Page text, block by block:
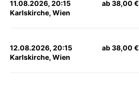
11.08.2026, 20:15
Karlskirche, Wien
ab 38,00 €
12.08.2026, 20:15
Karlskirche, Wien
ab 38,00 €